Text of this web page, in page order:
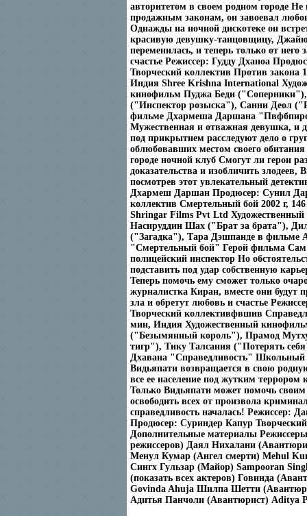
авторитетом в своем родном городе Не
продажным законам, он завоевал
Однажды на ночной дискотеке он
красивую девушку-танцовщицу, Джайю
переменилась, и теперь только от него
счастье Режиссер: Гудду Дханоа
Творческий коллектив Против закона
Индия Shree Krishna International
кинофильм Пуджа Беди
("Инспектор розыска"), Санни Деол
фильме Дхармеша Даршана
Мужественная и отважная девушка, и
под прикрытием расследуют дело о
облюбовавших местом своего
городе ночной клуб Смогут ли герои
доказательства и изобличить злодеев,
посмотрев этот увлекательный
Дхармеш Даршан Продюсер: Сунил
коллектив Смертельный бой 2002 г,
Shringar Films Pvt Ltd
Насируддин Шах ("Брат за брата"),
("Загадка"), Тара Дэшпанде в фильме
"Смертельный бой" Герой фильма Сам
полицейский инспектор Но
подставить под удар собственную
Теперь помочь ему сможет только
журналистка Киран, вместе они будут
зла и обретут любовь и счастье
Творческий коллективфвшив
мин, Индия Художественный
("Безымянный король"), Прамод
тигр"), Тику Талсания ("Потерять
Дхавана "Справедливость" Школьный
Видьяпати возвращается в свою
все ее население под жутким террором
Только Видьяпати может помочь
освободить всех от произвола
справедливость началась! Режиссер:
Продюсер: Суриндер Капур
Дополнительные материалы Режиссеры
режиссеров) Даял Нихалани
Менул Кумар (Ангел смерти) Mehul
Сингх Гульзар (Майор) Sampooran
(показать всех актеров) Говинда
Govinda Ahuja Шилпа Шетти
Адитья Панчоли (Авантюрист) Aditya